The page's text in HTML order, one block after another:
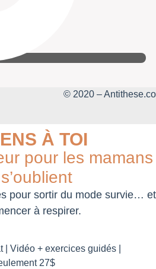
© 2020 – Antithese.co
À TOI
pour les mamans
pour sortir du mode survie… et
à respirer.
| Vidéo + exercices guidés |
27$